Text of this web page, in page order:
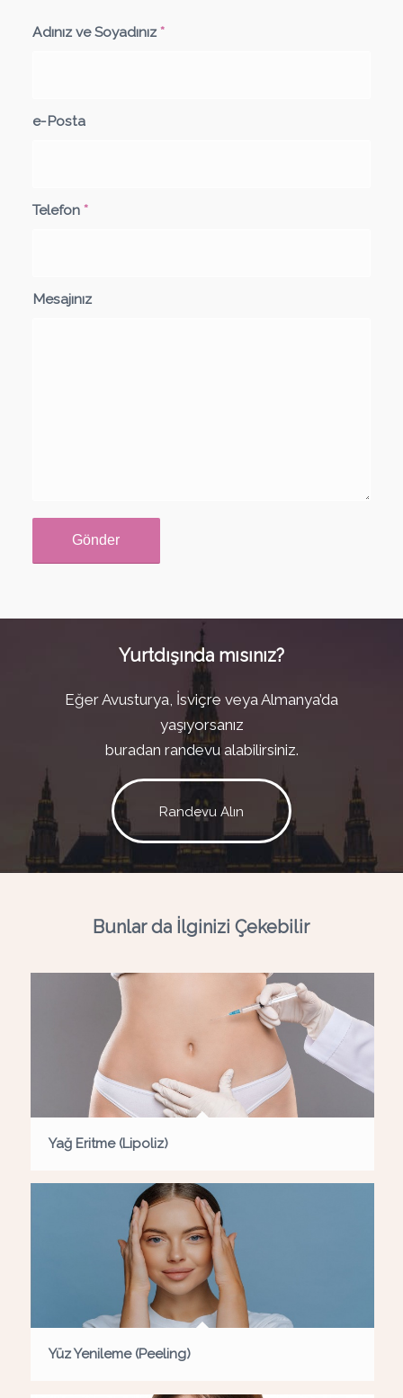
Adınız ve Soyadınız *
e-Posta
Telefon *
Mesajınız
Yurtdışında mısınız?
Eğer Avusturya, İsviçre veya Almanya’da
yaşıyorsanız
buradan randevu alabilirsiniz.
Randevu Alın
Bunlar da İlginizi Çekebilir
Yağ Eritme (Lipoliz)
Yüz Yenileme (Peeling)